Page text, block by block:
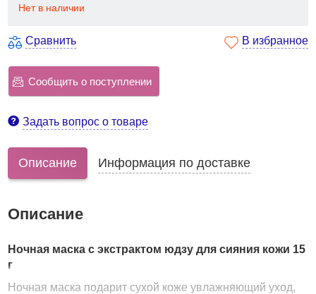
Нет в наличии
Сравнить В избранное
Сообщить о поступлении
Задать вопрос о товаре
Описание Информация по доставке
Описание
Ночная маска с экстрактом юдзу для сияния кожи 15
г
Ночная маска подарит сухой коже увлажняющий уход,